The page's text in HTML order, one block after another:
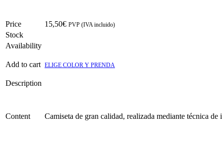
Price 15,50€ PVP (IVA incluido)
Stock
Availability
Add to cart ELIGE COLOR Y PRENDA
Description
Content Camiseta de gran calidad, realizada mediante técnica de